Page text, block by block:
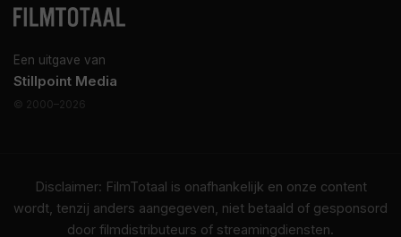
Een uitgave van
Stillpoint Media
© 2000–2026
Disclaimer: FilmTotaal is onafhankelijk en onze content
wordt, tenzij anders aangegeven, niet betaald of gesponsord
door filmdistributeurs of streamingdiensten.